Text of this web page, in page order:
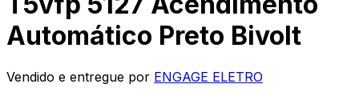
Automático Preto Bivolt
Vendido e entregue por ENGAGE ELETRO